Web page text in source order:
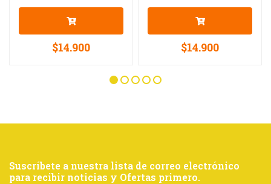
$14.900 $14.900
Suscríbete a nuestra lista de correo electrónico
para recibir noticias y Ofertas primero.